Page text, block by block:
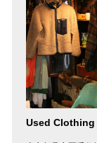
Used Clothing